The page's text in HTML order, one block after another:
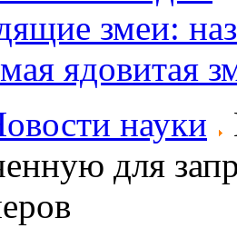
змеи:
ядовитая
науки
для